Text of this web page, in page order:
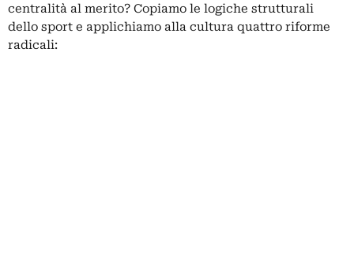
centralità al merito? Copiamo le logiche strutturali
dello sport e applichiamo alla cultura quattro riforme
radicali: